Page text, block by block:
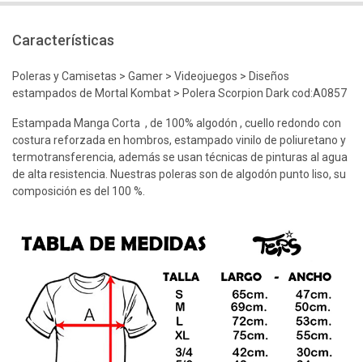
Características
Poleras y Camisetas > Gamer > Videojuegos > Diseños
estampados de Mortal Kombat > Polera Scorpion Dark cod:A0857
Estampada Manga Corta , de 100% algodón , cuello redondo con
costura reforzada en hombros, estampado vinilo de poliuretano y
termotransferencia, además se usan técnicas de pinturas al agua
de alta resistencia. Nuestras poleras son de algodón punto liso, su
composición es del 100 %.